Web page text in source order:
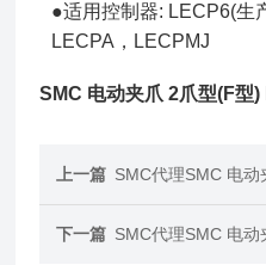
●适用控制器: LECP6(生
LECPA，LECPMJ
SMC 电动夹爪 2爪型(F型
上一篇 SMC代理SMC 电动夹
下一篇 SMC代理SMC 电